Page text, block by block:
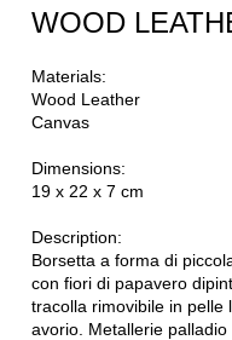
WOOD
Materials:
Wood Leather
Canvas
Dimensions:
19 x 22 x 7 cm
Description:
Borsetta a forma di
con fiori di papavero
tracolla rimovibile in
avorio. Metallerie palladio